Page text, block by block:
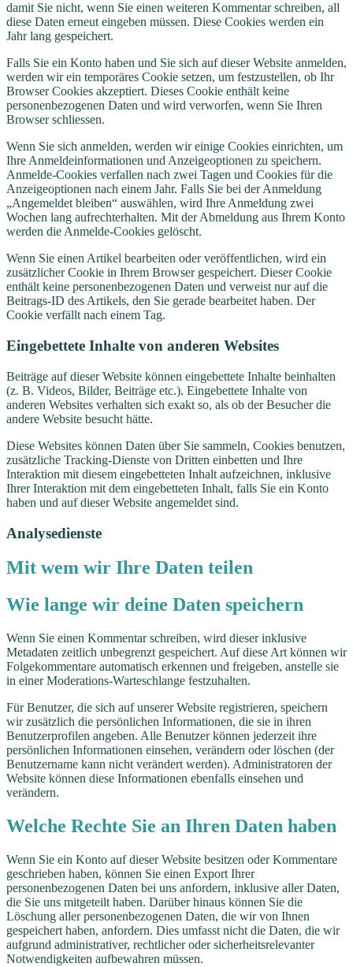
damit Sie nicht, wenn Sie einen weiteren Kommentar schreiben, all
diese Daten erneut eingeben müssen. Diese Cookies werden ein
Jahr lang gespeichert.
Falls Sie ein Konto haben und Sie sich auf dieser Website anmelden,
werden wir ein temporäres Cookie setzen, um festzustellen, ob Ihr
Browser Cookies akzeptiert. Dieses Cookie enthält keine
personenbezogenen Daten und wird verworfen, wenn Sie Ihren
Browser schliessen.
Wenn Sie sich anmelden, werden wir einige Cookies einrichten, um
Ihre Anmeldeinformationen und Anzeigeoptionen zu speichern.
Anmelde-Cookies verfallen nach zwei Tagen und Cookies für die
Anzeigeoptionen nach einem Jahr. Falls Sie bei der Anmeldung
„Angemeldet bleiben“ auswählen, wird Ihre Anmeldung zwei
Wochen lang aufrechterhalten. Mit der Abmeldung aus Ihrem Konto
werden die Anmelde-Cookies gelöscht.
Wenn Sie einen Artikel bearbeiten oder veröffentlichen, wird ein
zusätzlicher Cookie in Ihrem Browser gespeichert. Dieser Cookie
enthält keine personenbezogenen Daten und verweist nur auf die
Beitrags-ID des Artikels, den Sie gerade bearbeitet haben. Der
Cookie verfällt nach einem Tag.
Eingebettete Inhalte von anderen Websites
Beiträge auf dieser Website können eingebettete Inhalte beinhalten
(z. B. Videos, Bilder, Beiträge etc.). Eingebettete Inhalte von
anderen Websites verhalten sich exakt so, als ob der Besucher die
andere Website besucht hätte.
Diese Websites können Daten über Sie sammeln, Cookies benutzen,
zusätzliche Tracking-Dienste von Dritten einbetten und Ihre
Interaktion mit diesem eingebetteten Inhalt aufzeichnen, inklusive
Ihrer Interaktion mit dem eingebetteten Inhalt, falls Sie ein Konto
haben und auf dieser Website angemeldet sind.
Analysedienste
Mit wem wir Ihre Daten teilen
Wie lange wir deine Daten speichern
Wenn Sie einen Kommentar schreiben, wird dieser inklusive
Metadaten zeitlich unbegrenzt gespeichert. Auf diese Art können wir
Folgekommentare automatisch erkennen und freigeben, anstelle sie
in einer Moderations-Warteschlange festzuhalten.
Für Benutzer, die sich auf unserer Website registrieren, speichern
wir zusätzlich die persönlichen Informationen, die sie in ihren
Benutzerprofilen angeben. Alle Benutzer können jederzeit ihre
persönlichen Informationen einsehen, verändern oder löschen (der
Benutzername kann nicht verändert werden). Administratoren der
Website können diese Informationen ebenfalls einsehen und
verändern.
Welche Rechte Sie an Ihren Daten haben
Wenn Sie ein Konto auf dieser Website besitzen oder Kommentare
geschrieben haben, können Sie einen Export Ihrer
personenbezogenen Daten bei uns anfordern, inklusive aller Daten,
die Sie uns mitgeteilt haben. Darüber hinaus können Sie die
Löschung aller personenbezogenen Daten, die wir von Ihnen
gespeichert haben, anfordern. Dies umfasst nicht die Daten, die wir
aufgrund administrativer, rechtlicher oder sicherheitsrelevanter
Notwendigkeiten aufbewahren müssen.